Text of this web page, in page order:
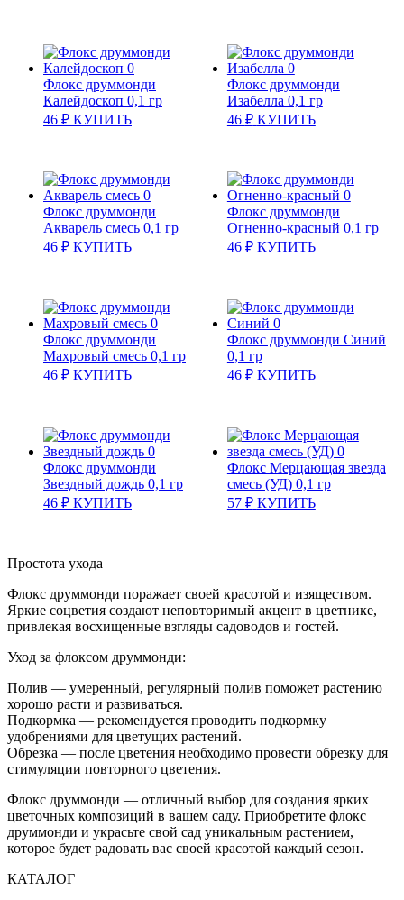
Флокс друммонди
Калейдоскоп 0,1 гр
46 ₽ КУПИТЬ
Флокс друммонди
Изабелла 0,1 гр
46 ₽ КУПИТЬ
Флокс друммонди
Акварель смесь 0,1 гр
46 ₽ КУПИТЬ
Флокс друммонди
Огненно-красный 0,1 гр
46 ₽ КУПИТЬ
Флокс друммонди
Махровый смесь 0,1 гр
46 ₽ КУПИТЬ
Флокс друммонди Синий
0,1 гр
46 ₽ КУПИТЬ
Флокс друммонди
Звездный дождь 0,1 гр
46 ₽ КУПИТЬ
Флокс Мерцающая звезда
смесь (УД) 0,1 гр
57 ₽ КУПИТЬ
Простота ухода
Флокс друммонди поражает своей красотой и изяществом.
Яркие соцветия создают неповторимый акцент в цветнике,
привлекая восхищенные взгляды садоводов и гостей.
Уход за флоксом друммонди:
Полив — умеренный, регулярный полив поможет растению
хорошо расти и развиваться.
Подкормка — рекомендуется проводить подкормку
удобрениями для цветущих растений.
Обрезка — после цветения необходимо провести обрезку для
стимуляции повторного цветения.
Флокс друммонди — отличный выбор для создания ярких
цветочных композиций в вашем саду. Приобретите флокс
друммонди и украсьте свой сад уникальным растением,
которое будет радовать вас своей красотой каждый сезон.
КАТАЛОГ